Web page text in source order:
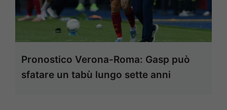
Pronostico Verona-Roma: Gasp può
sfatare un tabù lungo sette anni